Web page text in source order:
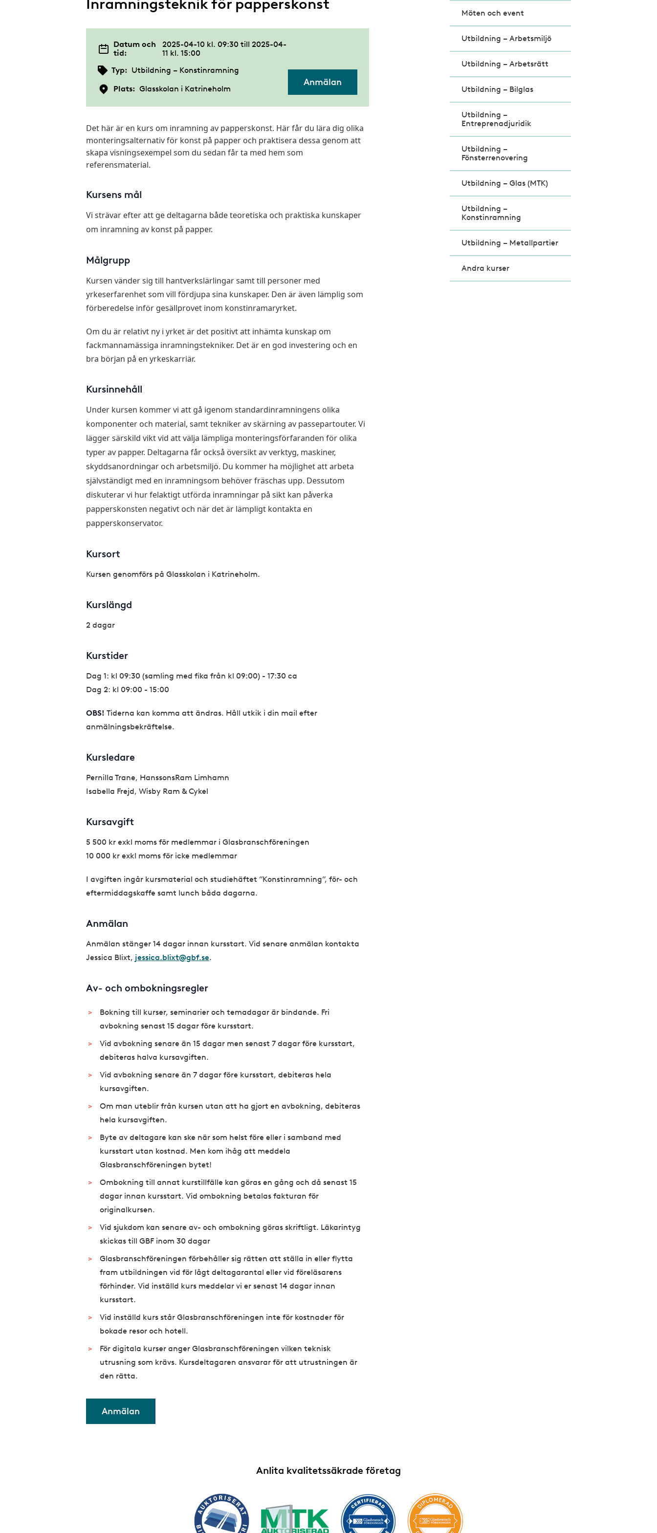
Inramningsteknik för papperskonst
Datum och
tid:
2025-04-10 kl. 09:30 till 2025-04-
11 kl. 15:00
Typ: Utbildning – Konstinramning
Plats: Glasskolan i Katrineholm
Anmälan
Det här är en kurs om inramning av papperskonst. Här får du lära dig olika
monteringsalternativ för konst på papper och praktisera dessa genom att
skapa visningsexempel som du sedan får ta med hem som
referensmaterial.
Kursens mål
Vi strävar efter att ge deltagarna både teoretiska och praktiska kunskaper
om inramning av konst på papper.
Målgrupp
Kursen vänder sig till hantverkslärlingar samt till personer med
yrkeserfarenhet som vill fördjupa sina kunskaper. Den är även lämplig som
förberedelse inför gesällprovet inom konstinramaryrket.
Om du är relativt ny i yrket är det positivt att inhämta kunskap om
fackmannamässiga inramningstekniker. Det är en god investering och en
bra början på en yrkeskarriär.
Kursinnehåll
Under kursen kommer vi att gå igenom standardinramningens olika
komponenter och material, samt tekniker av skärning av passepartouter. Vi
lägger särskild vikt vid att välja lämpliga monteringsförfaranden för olika
typer av papper. Deltagarna får också översikt av verktyg, maskiner,
skyddsanordningar och arbetsmiljö. Du kommer ha möjlighet att arbeta
självständigt med en inramningsom behöver fräschas upp. Dessutom
diskuterar vi hur felaktigt utförda inramningar på sikt kan påverka
papperskonsten negativt och när det är lämpligt kontakta en
papperskonservator.
Kursort
Kursen genomförs på Glasskolan i Katrineholm.
Kurslängd
2 dagar
Kurstider
Dag 1: kl 09:30 (samling med fika från kl 09:00) - 17:30 ca
Dag 2: kl 09:00 - 15:00
OBS! Tiderna kan komma att ändras. Håll utkik i din mail efter
anmälningsbekräftelse.
Kursledare
Pernilla Trane, HanssonsRam Limhamn
Isabella Frejd, Wisby Ram & Cykel
Kursavgift
5 500 kr exkl moms för medlemmar i Glasbranschföreningen
10 000 kr exkl moms för icke medlemmar
I avgiften ingår kursmaterial och studiehäftet ”Konstinramning”, för- och
eftermiddagskaffe samt lunch båda dagarna.
Anmälan
Anmälan stänger 14 dagar innan kursstart. Vid senare anmälan kontakta
Jessica Blixt, jessica.blixt@gbf.se.
Av- och ombokningsregler
Bokning till kurser, seminarier och temadagar är bindande. Fri
avbokning senast 15 dagar före kursstart.
Vid avbokning senare än 15 dagar men senast 7 dagar före kursstart,
debiteras halva kursavgiften.
Vid avbokning senare än 7 dagar före kursstart, debiteras hela
kursavgiften.
Om man uteblir från kursen utan att ha gjort en avbokning, debiteras
hela kursavgiften.
Byte av deltagare kan ske när som helst före eller i samband med
kursstart utan kostnad. Men kom ihåg att meddela
Glasbranschföreningen bytet!
Ombokning till annat kurstillfälle kan göras en gång och då senast 15
dagar innan kursstart. Vid ombokning betalas fakturan för
originalkursen.
Vid sjukdom kan senare av- och ombokning göras skriftligt. Läkarintyg
skickas till GBF inom 30 dagar
Glasbranschföreningen förbehåller sig rätten att ställa in eller flytta
fram utbildningen vid för lågt deltagarantal eller vid föreläsarens
förhinder. Vid inställd kurs meddelar vi er senast 14 dagar innan
kursstart.
Vid inställd kurs står Glasbranschföreningen inte för kostnader för
bokade resor och hotell.
För digitala kurser anger Glasbranschföreningen vilken teknisk
utrusning som krävs. Kursdeltagaren ansvarar för att utrustningen är
den rätta.
Anmälan
Möten och event
Utbildning – Arbetsmiljö
Utbildning – Arbetsrätt
Utbildning – Bilglas
Utbildning –
Entreprenadjuridik
Utbildning –
Fönsterrenovering
Utbildning – Glas (MTK)
Utbildning –
Konstinramning
Utbildning – Metallpartier
Andra kurser
Anlita kvalitetssäkrade företag